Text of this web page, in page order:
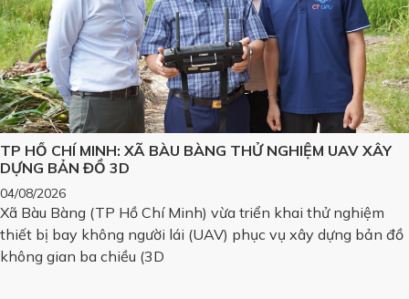
TP HỒ CHÍ MINH: XÃ BÀU BÀNG THỬ NGHIỆM UAV XÂY
DỰNG BẢN ĐỒ 3D
04/08/2026
Xã Bàu Bàng (TP Hồ Chí Minh) vừa triển khai thử nghiệm
thiết bị bay không người lái (UAV) phục vụ xây dựng bản đồ
không gian ba chiều (3D